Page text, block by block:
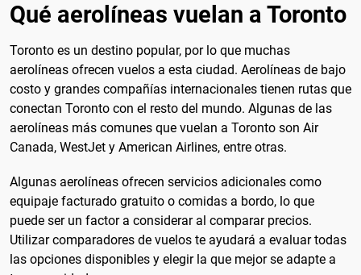
Qué aerolíneas vuelan a Toronto
Toronto es un destino popular, por lo que muchas
aerolíneas ofrecen vuelos a esta ciudad. Aerolíneas de bajo
costo y grandes compañías internacionales tienen rutas que
conectan Toronto con el resto del mundo. Algunas de las
aerolíneas más comunes que vuelan a Toronto son Air
Canada, WestJet y American Airlines, entre otras.
Algunas aerolíneas ofrecen servicios adicionales como
equipaje facturado gratuito o comidas a bordo, lo que
puede ser un factor a considerar al comparar precios.
Utilizar comparadores de vuelos te ayudará a evaluar todas
las opciones disponibles y elegir la que mejor se adapte a